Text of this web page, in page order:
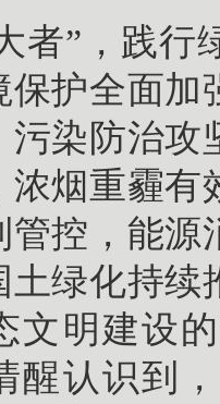
者”，践行
保护全面加
污染防治
浓烟重霾
管控，能
土绿化持
文明建设
醒认识到